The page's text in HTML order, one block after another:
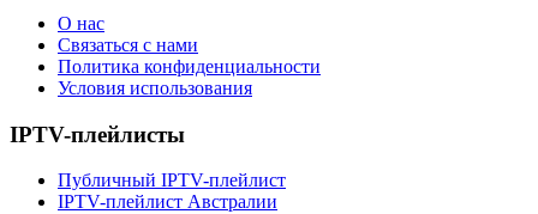
О нас
Связаться с нами
Политика конфиденциальности
Условия использования
IPTV-плейлисты
Публичный IPTV-плейлист
IPTV-плейлист Австралии